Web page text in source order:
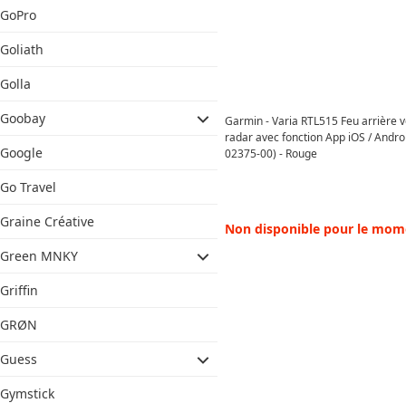
GoPro
Goliath
Golla
Goobay
Google
Go Travel
Graine Créative
Green MNKY
Griffin
GRØN
Guess
Gymstick
Garmin - Varia RTL515 Feu arrière
radar avec fonction App iOS /
02375-00) - Rouge
Non disponible pour le